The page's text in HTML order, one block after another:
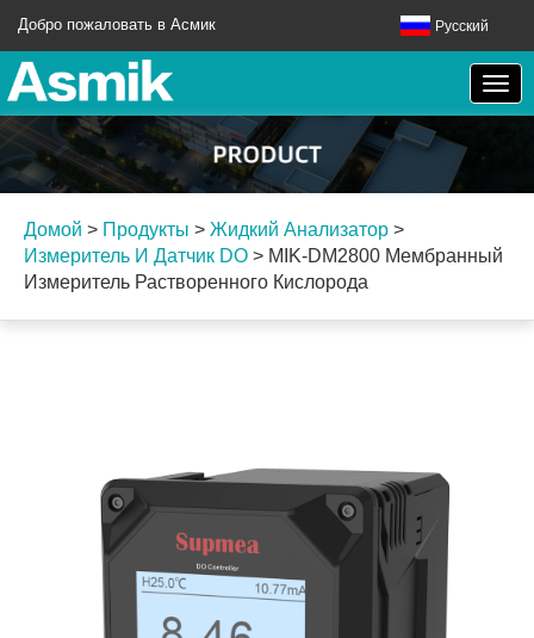
Добро пожаловать в Асмик Русский
Домой > Продукты > Жидкий Анализатор >
Измеритель И Датчик DO > MIK-DM2800 Мембранный
Измеритель Растворенного Кислорода